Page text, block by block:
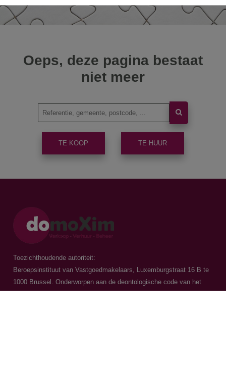
Oeps, deze pagina bestaat
niet meer
TE KOOP TE HUUR
Toezichthoudende autoriteit:
Beroepsinstituut van Vastgoedmakelaars, Luxemburgstraat 16 B te
1000 Brussel. Onderworpen aan de deontologische code van het